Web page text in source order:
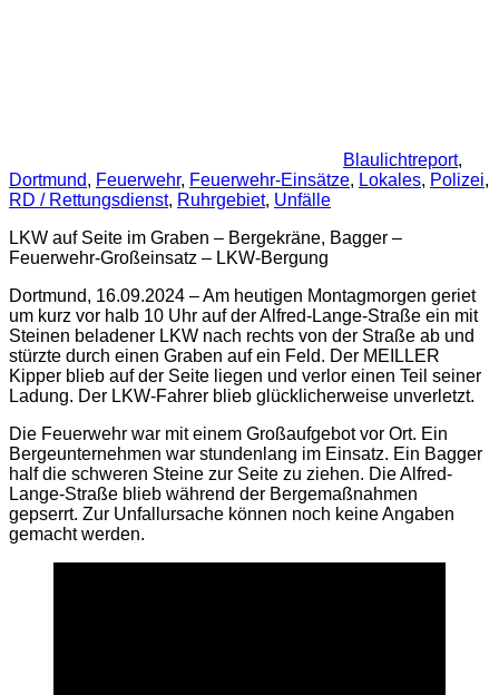
Blaulichtreport,
Dortmund, Feuerwehr, Feuerwehr-Einsätze, Lokales, Polizei,
RD / Rettungsdienst, Ruhrgebiet, Unfälle
LKW auf Seite im Graben – Bergekräne, Bagger –
Feuerwehr-Großeinsatz – LKW-Bergung
Dortmund, 16.09.2024 – Am heutigen Montagmorgen geriet
um kurz vor halb 10 Uhr auf der Alfred-Lange-Straße ein mit
Steinen beladener LKW nach rechts von der Straße ab und
stürzte durch einen Graben auf ein Feld. Der MEILLER
Kipper blieb auf der Seite liegen und verlor einen Teil seiner
Ladung. Der LKW-Fahrer blieb glücklicherweise unverletzt.
Die Feuerwehr war mit einem Großaufgebot vor Ort. Ein
Bergeunternehmen war stundenlang im Einsatz. Ein Bagger
half die schweren Steine zur Seite zu ziehen. Die Alfred-
Lange-Straße blieb während der Bergemaßnahmen
gepserrt. Zur Unfallursache können noch keine Angaben
gemacht werden.